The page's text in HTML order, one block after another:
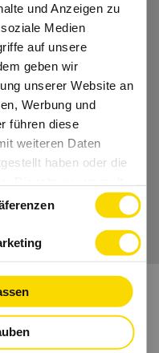
und Anzeigen zu
Medien
auf unsere
geben wir
unserer Website an
Werbung und
führen diese
weiteren Daten
haben oder die
und bleibe Up-
Instagram
Dich.